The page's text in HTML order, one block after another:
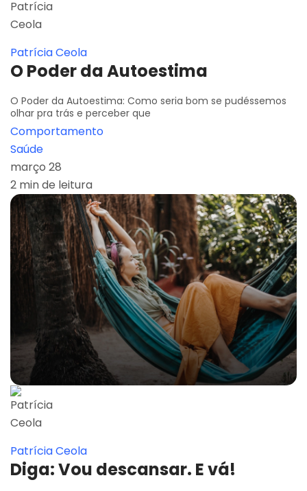
Patrícia Ceola
O Poder da Autoestima
O Poder da Autoestima: Como seria bom se pudéssemos
olhar pra trás e perceber que
Comportamento
Saúde
março 28
2 min de leitura
Patrícia Ceola
Diga: Vou descansar. E vá!